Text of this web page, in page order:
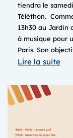
tiendra le
Téléthon.
13h30 au Jardin
à musique pour
Paris. Son
Lire la suite:
des